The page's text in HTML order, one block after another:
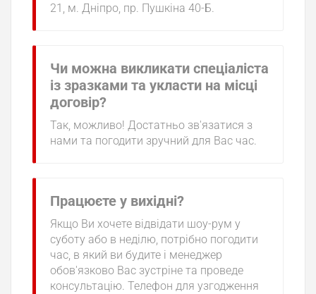
21, м. Дніпро, пр. Пушкіна 40-Б.
Чи можна викликати спеціаліста
із зразками та укласти на місці
договір?
Так, можливо! Достатньо зв'язатися з
нами та погодити зручний для Вас час.
Працюєте у вихідні?
Якщо Ви хочете відвідати шоу-рум у
суботу або в неділю, потрібно погодити
час, в який ви будите і менеджер
обов'язково Вас зустріне та проведе
консультацію. Телефон для узгодження